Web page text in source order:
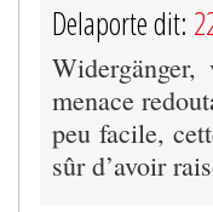
Delaporte dit:
menace
peu facile,
sûr d’avoir